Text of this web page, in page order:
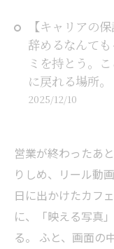
【キャリアの
辞めるなんて
ミを持とう。
に戻れる場所。
2025/12/10
営業が終わったあ
りしめ、リール動
日に出かけたカフ
に、「映える写真
る。 ふと、画面の